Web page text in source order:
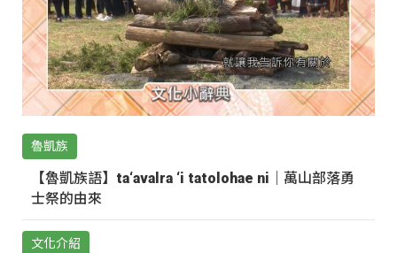
魯凱族
【魯凱族語】ta‘avalra ‘i tatolohae ni｜萬山部落勇
士祭的由來
文化介紹